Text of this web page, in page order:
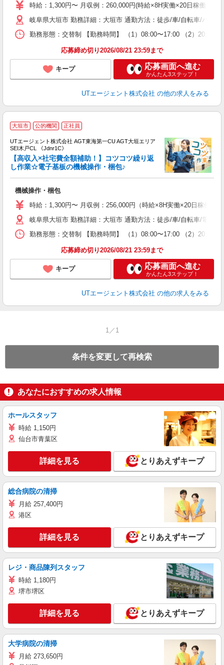
時給：1,300円〜 月収例：260,000円(時給×8H実働×20日稼働＋各
岐阜県大垣市 勤務詳細：大垣市 通勤方法：徒歩/車/自転車/バス/
勤務形態：交替制 【勤務時間】 （1）08:00〜17:00 （2）20:00
応募締め切り2026/08/21 23:59まで
キープ 応募画面へ進む
かんたん3ステップ！
UTエージェント株式会社 の他の求人をみる
大垣市 公的機関 正社員
UTエージェント株式会社 AGT東海第一CU AGT大垣エリア
SEI木戸CL 《Jdnr1C》
【高収入×社宅費全額補助！】コツコツ繰り返
し作業☆電子基板の機械操作・梱包♪
機械操作・梱包
時給：1,300円〜 月収例：256,000円（時給×8H実働×20日稼働＋
岐阜県大垣市 勤務詳細：大垣市 通勤方法：徒歩/車/自転車/電車/
勤務形態：交替制 【勤務時間】 （1）08:00〜17:00 （2）20:00
応募締め切り2026/08/21 23:59まで
キープ 応募画面へ進む
かんたん3ステップ！
UTエージェント株式会社 の他の求人をみる
1／1
条件を変更して再検索
あなたにおすすめの求人情報
ホールスタッフ
時給 1,150円
仙台市青葉区
詳細を見る とりあえずキープ
総合病院の清掃
月給 257,400円
港区
詳細を見る とりあえずキープ
レジ・商品陳列スタッフ
時給 1,180円
堺市堺区
詳細を見る とりあえずキープ
大学病院の清掃
月給 273,650円